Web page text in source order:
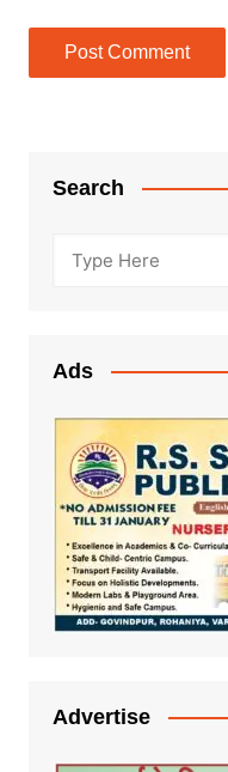
Search
Ads
Advertise